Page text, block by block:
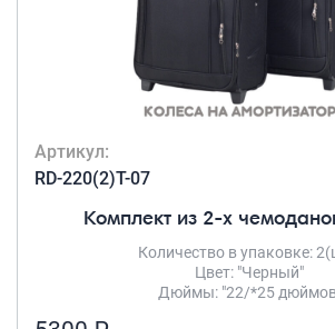
Артикул:
RD-220(2)T-07
Комплект из 2-х
Количество в упаковке:
Цвет: "Черный"
Дюймы: "22/*25